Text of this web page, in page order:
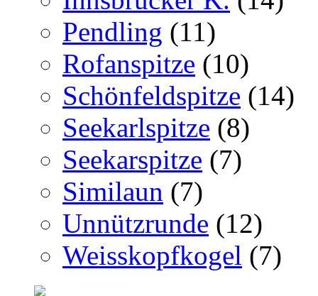
Pendling (11)
Rofanspitze (10)
Schönfeldspitze (14)
Seekarlspitze (8)
Seekarspitze (7)
Similaun (7)
Unnützrunde (12)
Weisskopfkogel (7)